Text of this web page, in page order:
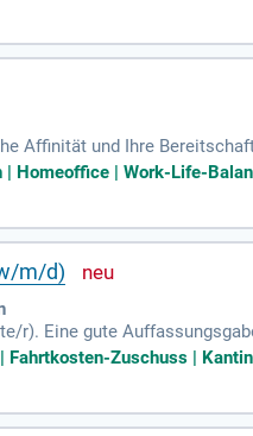
und Ihre
z.
Homeoffice | Work-Life-
m/d)
Eine gute
Zuschuss |